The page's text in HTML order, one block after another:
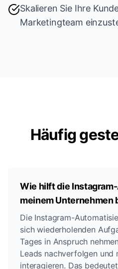
Skalieren Sie Ihre
Marketingteam
Häufig
Wie hilft die
meinem Unternehmen
Die Instagram-
sich wiederholenden
Tages in Anspruch
Leads nachverfolgen und
interagieren. Das